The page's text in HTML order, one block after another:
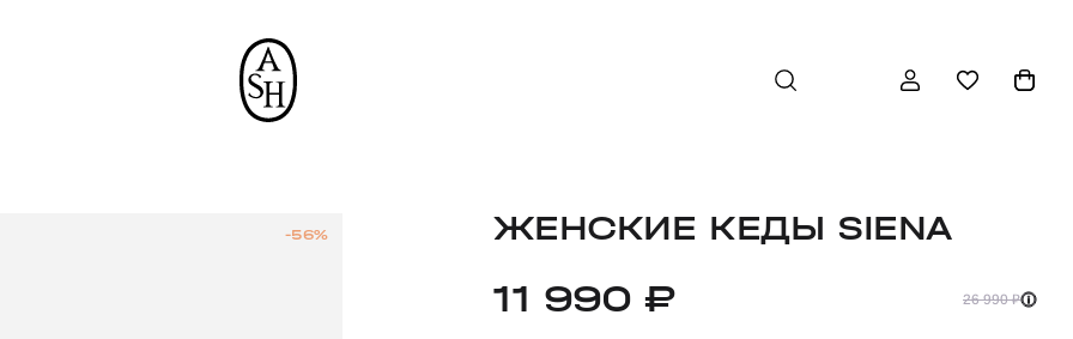
-56% ЖЕНСКИЕ КЕДЫ SIENA
11 990 ₽ 26 990 ₽